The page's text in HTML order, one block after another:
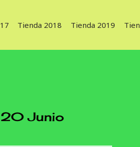
Tienda 2018 Tienda 2019
20 Junio